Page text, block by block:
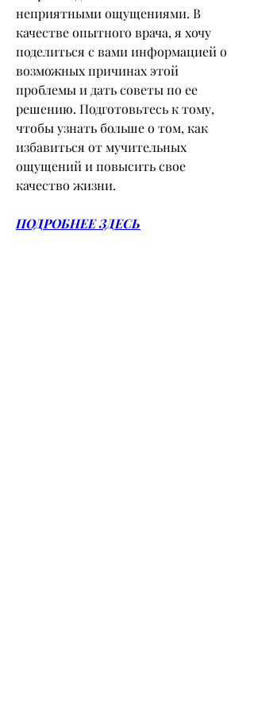
неприятными ощущениями. В
качестве опытного врача, я хочу
поделиться с вами информацией о
возможных причинах этой
проблемы и дать советы по ее
решению. Подготовьтесь к тому,
чтобы узнать больше о том, как
избавиться от мучительных
ощущений и повысить свое
качество жизни.
ПОДРОБНЕЕ ЗДЕСЬ